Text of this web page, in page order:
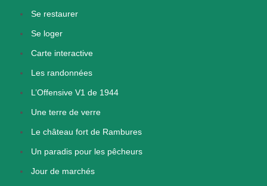
Se restaurer
Se loger
Carte interactive
Les randonnées
L’Offensive V1 de 1944
Une terre de verre
Le château fort de Rambures
Un paradis pour les pêcheurs
Jour de marchés